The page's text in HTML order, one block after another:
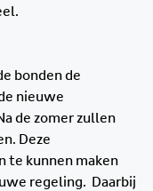
bonden de
nieuwe
de zomer zullen
Deze
te kunnen maken
regeling. Daarbij